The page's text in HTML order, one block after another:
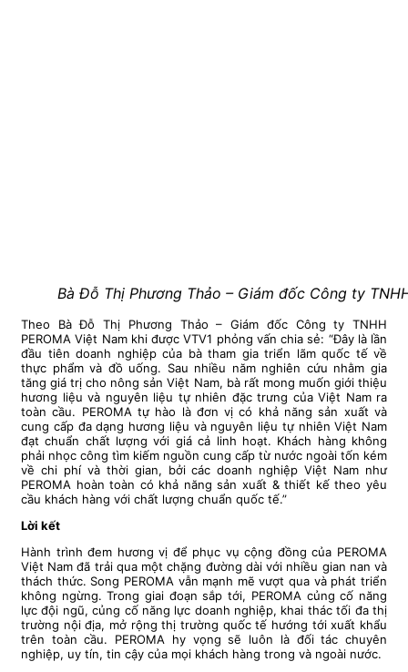
Bà Đỗ Thị Phương Thảo – Giám đốc Công ty
Theo Bà Đỗ Thị Phương Thảo – Giám đốc Công ty TNHH
PEROMA Việt Nam khi được VTV1 phỏng vấn chia sẻ: “Đây là lần
đầu tiên doanh nghiệp của bà tham gia triển lãm quốc tế về
thực phẩm và đồ uống. Sau nhiều năm nghiên cứu nhằm gia
tăng giá trị cho nông sản Việt Nam, bà rất mong muốn giới thiệu
hương liệu và nguyên liệu tự nhiên đặc trưng của Việt Nam ra
toàn cầu. PEROMA tự hào là đơn vị có khả năng sản xuất và
cung cấp đa dạng hương liệu và nguyên liệu tự nhiên Việt Nam
đạt chuẩn chất lượng với giá cả linh hoạt. Khách hàng không
phải nhọc công tìm kiếm nguồn cung cấp từ nước ngoài tốn kém
về chi phí và thời gian, bởi các doanh nghiệp Việt Nam như
PEROMA hoàn toàn có khả năng sản xuất & thiết kế theo yêu
cầu khách hàng với chất lượng chuẩn quốc tế.”
Lời kết
Hành trình đem hương vị để phục vụ cộng đồng của PEROMA
Việt Nam đã trải qua một chặng đường dài với nhiều gian nan và
thách thức. Song PEROMA vẫn mạnh mẽ vượt qua và phát triển
không ngừng. Trong giai đoạn sắp tới, PEROMA củng cố năng
lực đội ngũ, củng cố năng lực doanh nghiệp, khai thác tối đa thị
trường nội địa, mở rộng thị trường quốc tế hướng tới xuất khẩu
trên toàn cầu. PEROMA hy vọng sẽ luôn là đối tác chuyên
nghiệp, uy tín, tin cậy của mọi khách hàng trong và ngoài nước.